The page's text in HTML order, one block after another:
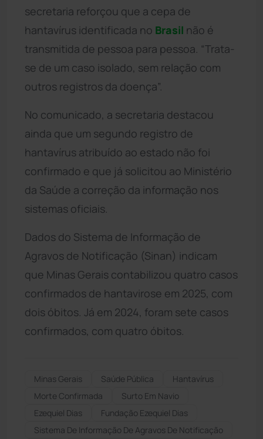
secretaria reforçou que a cepa de
hantavírus identificada no Brasil não é
transmitida de pessoa para pessoa. “Trata-
se de um caso isolado, sem relação com
outros registros da doença”.
No comunicado, a secretaria destacou
ainda que um segundo registro de
hantavírus atribuído ao estado não foi
confirmado e que já solicitou ao Ministério
da Saúde a correção da informação nos
sistemas oficiais.
Dados do Sistema de Informação de
Agravos de Notificação (Sinan) indicam
que Minas Gerais contabilizou quatro casos
confirmados de hantavirose em 2025, com
dois óbitos. Já em 2024, foram sete casos
confirmados, com quatro óbitos.
Minas Gerais Saúde Pública
Hantavírus
Morte Confirmada
Surto Em Navio
Ezequiel Dias
Fundação Ezequiel Dias
Sistema De Informação De Agravos De Notificação